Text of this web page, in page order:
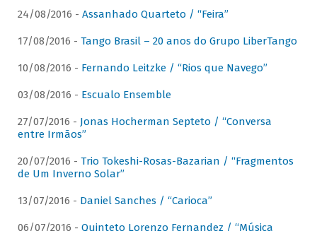
24/08/2016 - Assanhado Quarteto / “Feira”
17/08/2016 - Tango Brasil – 20 anos do Grupo LiberTango
10/08/2016 - Fernando Leitzke / “Rios que Navego”
03/08/2016 - Escualo Ensemble
27/07/2016 - Jonas Hocherman Septeto / “Conversa
entre Irmãos”
20/07/2016 - Trio Tokeshi-Rosas-Bazarian / “Fragmentos
de Um Inverno Solar”
13/07/2016 - Daniel Sanches / “Carioca”
06/07/2016 - Quinteto Lorenzo Fernandez / “Música